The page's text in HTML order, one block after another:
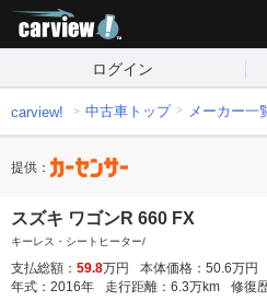
ログイン
carview! 中古車トップ メーカー一
提供：
スズキ ワゴンR 660 FX
キーレス・シートヒーター/
支払総額： 59.8万円 本体価格： 50.6万円
年式： 2016年 走行距離： 6.3万km 修復